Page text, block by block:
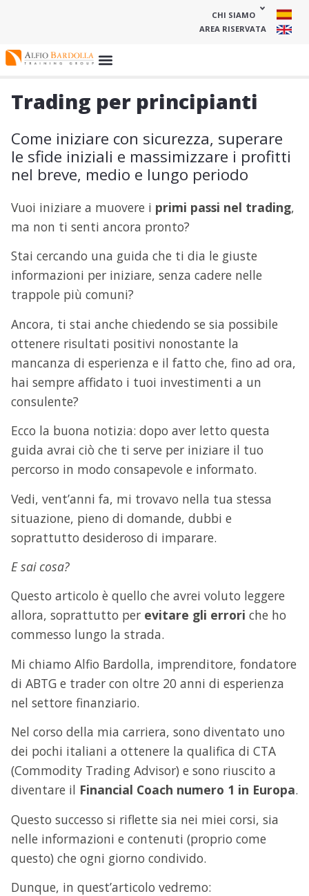
CHI SIAMO
AREA RISERVATA
Trading per principianti
Come iniziare con sicurezza, superare
le sfide iniziali e massimizzare i profitti
nel breve, medio e lungo periodo
Vuoi iniziare a muovere i primi passi nel trading,
ma non ti senti ancora pronto?
Stai cercando una guida che ti dia le giuste
informazioni per iniziare, senza cadere nelle
trappole più comuni?
Ancora, ti stai anche chiedendo se sia possibile
ottenere risultati positivi nonostante la
mancanza di esperienza e il fatto che, fino ad ora,
hai sempre affidato i tuoi investimenti a un
consulente?
Ecco la buona notizia: dopo aver letto questa
guida avrai ciò che ti serve per iniziare il tuo
percorso in modo consapevole e informato.
Vedi, vent’anni fa, mi trovavo nella tua stessa
situazione, pieno di domande, dubbi e
soprattutto desideroso di imparare.
E sai cosa?
Questo articolo è quello che avrei voluto leggere
allora, soprattutto per evitare gli errori che ho
commesso lungo la strada.
Mi chiamo Alfio Bardolla, imprenditore, fondatore
di ABTG e trader con oltre 20 anni di esperienza
nel settore finanziario.
Nel corso della mia carriera, sono diventato uno
dei pochi italiani a ottenere la qualifica di CTA
(Commodity Trading Advisor) e sono riuscito a
diventare il Financial Coach numero 1 in Europa.
Questo successo si riflette sia nei miei corsi, sia
nelle informazioni e contenuti (proprio come
questo) che ogni giorno condivido.
Dunque, in quest’articolo vedremo: